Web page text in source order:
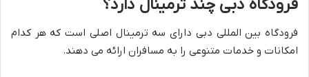
فرودگاه دبی چند ترمینال دارد؟
فرودگاه بین المللی دبی دارای سه ترمینال اصلی است که هر کدام
امکانات و خدمات متنوعی را به مسافران ارائه می دهند.